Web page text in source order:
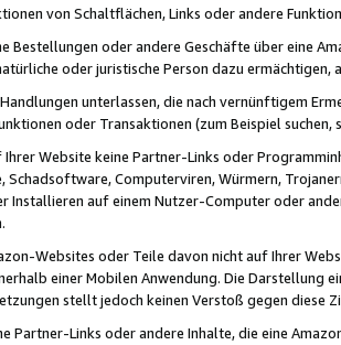
von Schaltflächen, Links oder andere
Bestellungen oder andere Geschäfte über eine
oder juristische Person dazu
unterlassen, die nach vernünftigem
oder Transaktionen (zum Beispiel
Ihrer Website keine Partner-Links oder
Schadsoftware, Computerviren, Würmern,
Installieren auf einem Nutzer-Computer oder
Websites oder Teile davon nicht auf Ihrer
einer Mobilen Anwendung. Die Darstellung
stellt jedoch keinen Verstoß gegen diese
Partner-Links oder andere Inhalte, die eine